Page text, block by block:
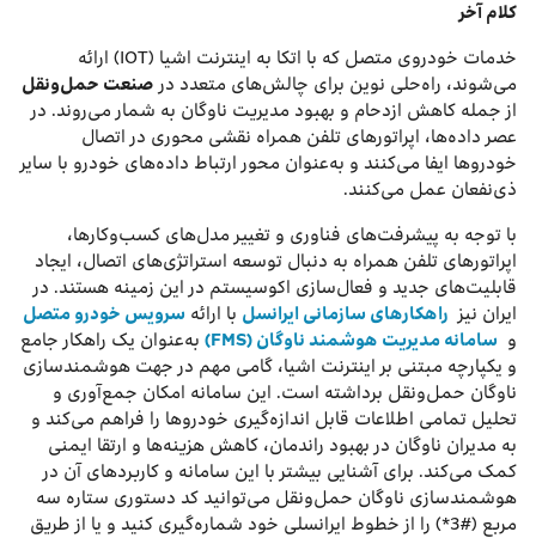
کلام آخر
خدمات خودروی متصل که با اتکا به اینترنت اشیا (IOT) ارائه
می‌شوند، راه‌حلی نوین برای چالش‌های متعدد در صنعت حمل‌ونقل
از جمله کاهش ازدحام و بهبود مدیریت ناوگان به شمار می‌روند. در
عصر داده‌ها، اپراتورهای تلفن همراه نقشی محوری در اتصال
خودروها ایفا می‌کنند و به‌عنوان محور ارتباط داده‌های خودرو با سایر
ذی‌نفعان عمل می‌کنند.
با توجه به پیشرفت‌های فناوری و تغییر مدل‌های کسب‌وکارها،
اپراتورهای تلفن همراه به دنبال توسعه استراتژی‌های اتصال، ایجاد
قابلیت‌های جدید و فعال‌سازی اکوسیستم در این زمینه هستند. در
ایران نیز راهکارهای سازمانی ایرانسل با ارائه سرویس خودرو متصل
و سامانه مدیریت هوشمند ناوگان (FMS)
به‌عنوان یک راهکار جامع
و یکپارچه مبتنی بر اینترنت اشیا، گامی مهم در جهت هوشمندسازی
ناوگان حمل‌ونقل برداشته است. این سامانه امکان جمع‌آوری و
تحلیل تمامی اطلاعات قابل اندازه‌گیری خودروها را فراهم می‌کند و
به مدیران ناوگان در بهبود راندمان، کاهش هزینه‌ها و ارتقا ایمنی
کمک می‌کند. برای آشنایی بیشتر با این سامانه و کاربردهای آن در
هوشمندسازی ناوگان حمل‌ونقل می‌توانید کد دستوری ستاره سه
مربع (#3*) را از خطوط ایرانسلی خود شماره‌گیری کنید و یا از طریق